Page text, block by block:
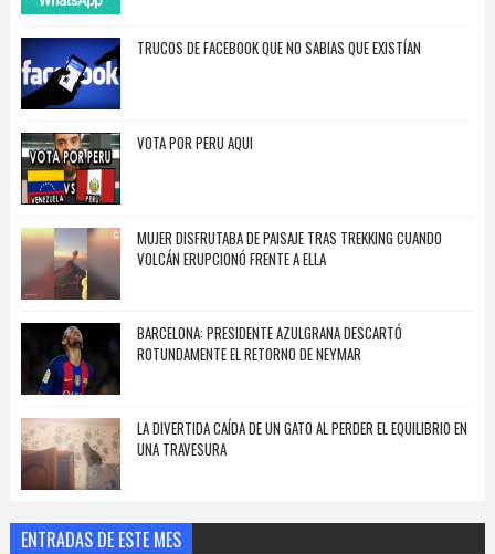
TRUCOS DE FACEBOOK QUE NO SABIAS QUE EXISTÍAN
VOTA POR PERU AQUI
MUJER DISFRUTABA DE PAISAJE TRAS TREKKING CUANDO
VOLCÁN ERUPCIONÓ FRENTE A ELLA
BARCELONA: PRESIDENTE AZULGRANA DESCARTÓ
ROTUNDAMENTE EL RETORNO DE NEYMAR
LA DIVERTIDA CAÍDA DE UN GATO AL PERDER EL EQUILIBRIO EN
UNA TRAVESURA
ENTRADAS DE ESTE MES